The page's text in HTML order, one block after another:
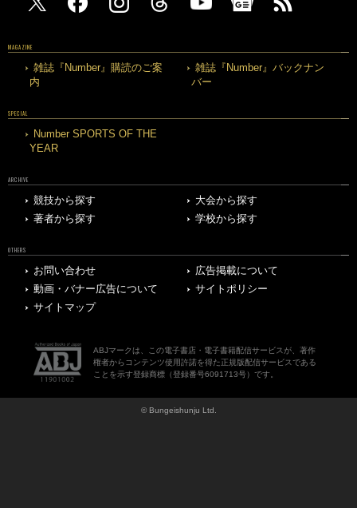
MAGAZINE
雑誌『Number』購読のご案
内
雑誌『Number』バックナン
バー
SPECIAL
Number SPORTS OF THE
YEAR
ARCHIVE
競技から探す
大会から探す
著者から探す
学校から探す
OTHERS
お問い合わせ
広告掲載について
動画・バナー広告について
サイトポリシー
サイトマップ
ABJマークは、この電子書店・電子書籍配信サービスが、著作
権者からコンテンツ使用許諾を得た正規版配信サービスである
ことを示す登録商標（登録番号6091713号）です。
© Bungeishunju Ltd.